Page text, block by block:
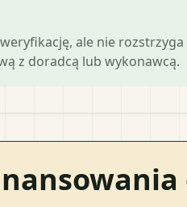
ale nie
z doradcą lub wykonawcą.